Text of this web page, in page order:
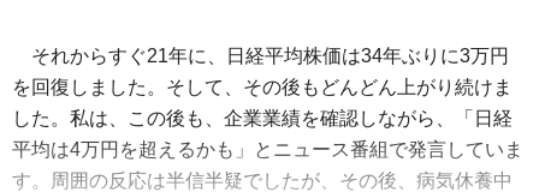
それからすぐ21年に、日経平均株価は34年ぶりに3万円
を回復しました。そして、その後もどんどん上がり続けま
した。私は、この後も、企業業績を確認しながら、「日経
平均は4万円を超えるかも」とニュース番組で発言していま
す。周囲の反応は半信半疑でしたが、その後、病気休養中